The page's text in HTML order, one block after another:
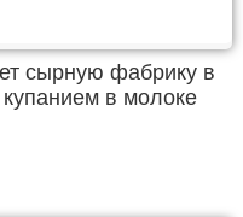
сырную фабрику в
в молоке